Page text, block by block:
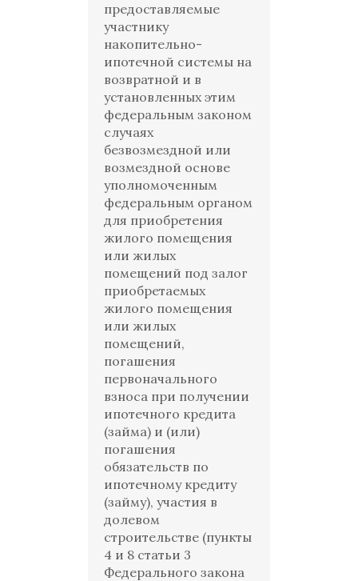
предоставляемые
участнику
накопительно-
ипотечной системы на
возвратной и в
установленных этим
федеральным законом
случаях
безвозмездной или
возмездной основе
уполномоченным
федеральным органом
для приобретения
жилого помещения
или жилых
помещений под залог
приобретаемых
жилого помещения
или жилых
помещений,
погашения
первоначального
взноса при получении
ипотечного кредита
(займа) и (или)
погашения
обязательств по
ипотечному кредиту
(займу), участия в
долевом
строительстве (пункты
4 и 8 статьи 3
Федерального закона